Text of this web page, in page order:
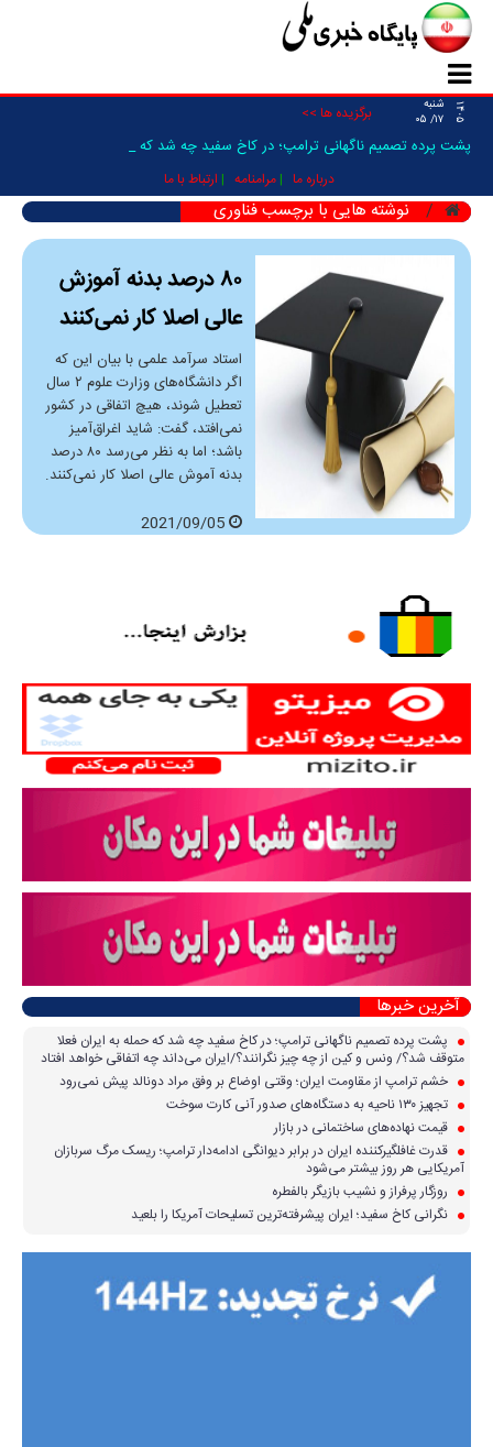
۱۴۰۵
شنبه
۱۷/ ۰۵
برگزیده ها >>
پشت پرده تصمیم ناگهانی ترامپ؛ در کاخ سفید چه شد که حمل _
درباره ما مرامنامه ارتباط با ما
نوشته هایی با برچسب فناوری
۸۰ درصد بدنه آموزش
عالی اصلا کار نمی‌کنند
استاد سرآمد علمی با بیان این که
اگر دانشگاه‌های وزارت علوم ۲ سال
تعطیل شوند، هیچ اتفاقی در کشور
نمی‌افتد، گفت: شاید اغراق‌آمیز
باشد؛ اما به نظر می‌رسد ۸۰ درصد
بدنه آموش عالی اصلا کار نمی‌کنند.
2021/09/05
آخرین خبرها
پشت پرده تصمیم ناگهانی ترامپ؛ در کاخ سفید چه شد که حمله به ایران فعلا
متوقف شد؟/ ونس و کین از چه چیز نگرانند؟/ایران می‌داند چه اتفاقی خواهد افتاد
خشم ترامپ از مقاومت ایران؛ وقتی اوضاع بر وفق مراد دونالد پیش نمی‌رود
تجهیز ۱۳۰ ناحیه به دستگاه‌های صدور آنی کارت سوخت
قیمت نهاده‌های ساختمانی در بازار
قدرت غافلگیرکننده ایران در برابر دیوانگی ادامه‌دار ترامپ؛ ریسک مرگ سربازان
آمریکایی هر روز بیشتر می‌شود
روزگار پرفراز و نشیب بازیگر بالفطره
نگرانی کاخ سفید؛ ایران پیشرفته‌ترین تسلیحات آمریکا را بلعید